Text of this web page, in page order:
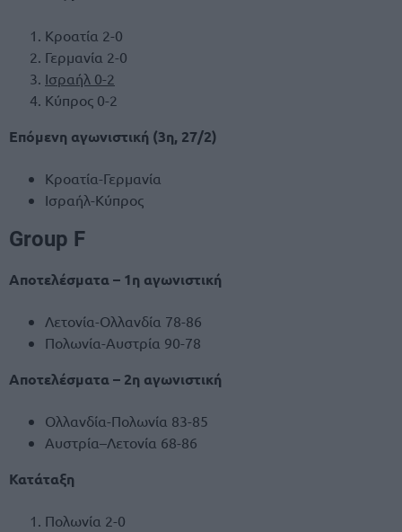
Κροατία 2-0
Γερμανία 2-0
Ισραήλ 0-2
Κύπρος 0-2
Επόμενη αγωνιστική (3η, 27/2)
Κροατία-Γερμανία
Ισραήλ-Κύπρος
Group F
Αποτελέσματα – 1η αγωνιστική
Λετονία-Ολλανδία 78-86
Πολωνία-Αυστρία 90-78
Αποτελέσματα – 2η αγωνιστική
Ολλανδία-Πολωνία 83-85
Αυστρία–Λετονία 68-86
Κατάταξη
Πολωνία 2-0